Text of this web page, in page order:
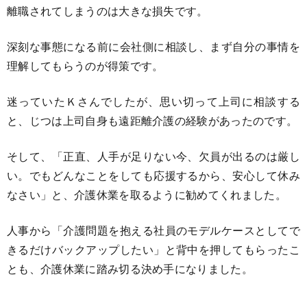
離職されてしまうのは大きな損失です。
深刻な事態になる前に会社側に相談し、まず自分の事情を
理解してもらうのが得策です。
迷っていたＫさんでしたが、思い切って上司に相談する
と、じつは上司自身も遠距離介護の経験があったのです。
そして、「正直、人手が足りない今、欠員が出るのは厳し
い。でもどんなことをしても応援するから、安心して休み
なさい」と、介護休業を取るように勧めてくれました。
人事から「介護問題を抱える社員のモデルケースとしてで
きるだけバックアップしたい」と背中を押してもらったこ
とも、介護休業に踏み切る決め手になりました。